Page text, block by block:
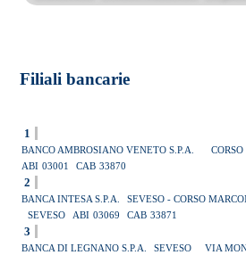
Filiali bancarie
1
BANCO AMBROSIANO VENETO S.P.A.
ABI 03001 CAB 33870
2
BANCA INTESA S.P.A. SEVESO - CORSO
SEVESO
ABI 03069 CAB 33871
3
BANCA DI LEGNANO S.P.A. SEVESO
VIA